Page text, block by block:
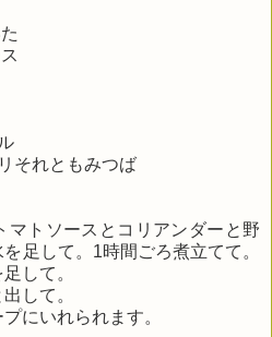
それともみつば
マトソースとコリアンダーと野
足して。1時間ごろ煮立てて。
して。
して。
にいれられます。